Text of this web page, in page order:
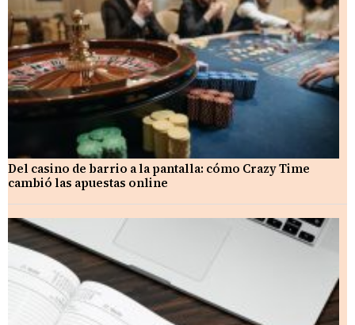
Del casino de barrio a la pantalla: cómo Crazy Time
cambió las apuestas online